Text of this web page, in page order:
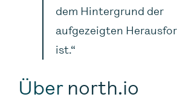
dem Hintergrund der
aufgezeigten
ist.“
Über north.io